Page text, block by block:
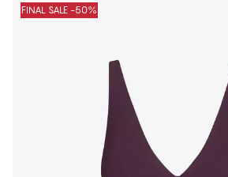
FINAL SALE -50%